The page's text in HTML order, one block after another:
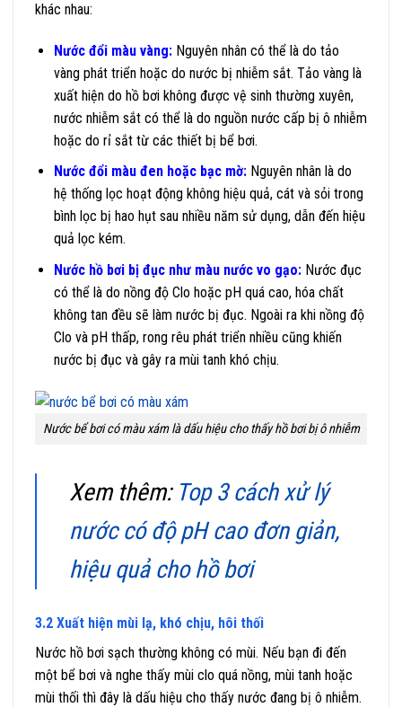
khác nhau:
Nước đổi màu vàng:Nguyên nhân có thể là do tảo
vàng phát triển hoặc do nước bị nhiễm sắt. Tảo vàng là
xuất hiện do hồ bơi không được vệ sinh thường xuyên,
nước nhiễm sắt có thể là do nguồn nước cấp bị ô nhiễm
hoặc do rỉ sắt từ các thiết bị bể bơi.
Nước đổi màu đen hoặc bạc mờ: Nguyên nhân là do
hệ thống lọc hoạt động không hiệu quả, cát và sỏi trong
bình lọc bị hao hụt sau nhiều năm sử dụng, dẫn đến hiệu
quả lọc kém.
Nước hồ bơi bị đục như màu nước vo gạo:Nước đục
có thể là do nồng độ Clo hoặc pH quá cao, hóa chất
không tan đều sẽ làm nước bị đục. Ngoài ra khi nồng độ
Clo và pH thấp, rong rêu phát triển nhiều cũng khiến
nước bị đục và gây ra mùi tanh khó chịu.
Nước bể bơi có màu xám là dấu hiệu cho thấy hồ bơi bị ô nhiễm
Xem thêm: Top 3 cách xử lý
nước có độ pH cao đơn giản,
hiệu quả cho hồ bơi
3.2 Xuất hiện mùi lạ, khó chịu, hôi thối
Nước hồ bơi sạch thường không có mùi. Nếu bạn đi đến
một bể bơi và nghe thấy mùi clo quá nồng, mùi tanh hoặc
mùi thối thì đây là dấu hiệu cho thấy nước đang bị ô nhiễm.